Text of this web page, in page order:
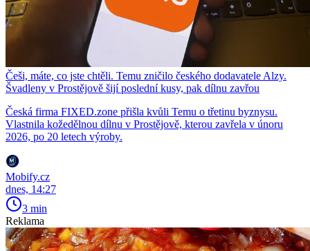
Češi, máte, co jste chtěli. Temu zničilo českého dodavatele Alzy.
Švadleny v Prostějově šijí poslední kusy, pak dílnu zavřou
Česká firma FIXED.zone přišla kvůli Temu o třetinu byznysu.
Vlastnila kožedělnou dílnu v Prostějově, kterou zavřela v únoru
2026, po 20 letech výroby.
Mobify.cz
dnes, 14:27
3 min
Reklama